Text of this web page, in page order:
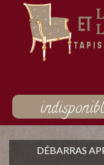
DÉBARRAS